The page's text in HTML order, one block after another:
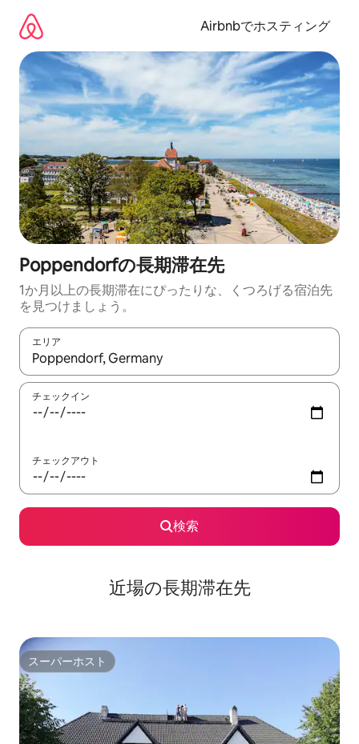
Airbnbでホスティング
Poppendorfの長期滞在先
1か月以上の長期滞在にぴったりな、くつろげる宿泊先
を見つけましょう。
エリア
検索結果が表示されたら、上下の矢印キーを使って移動するか
チェックイン
チェックアウト
検索
近場の長期滞在先
スーパーホスト
スーパーホスト